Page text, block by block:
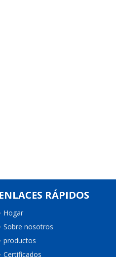
ENLACES RÁPIDOS
Hogar
Sobre nosotros
productos
Certificados